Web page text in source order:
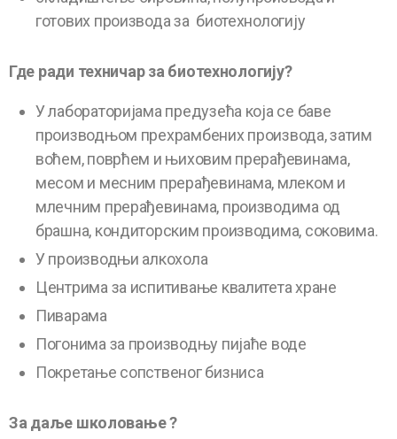
готових производа за биотехнологију
Где ради техничар за биотехнологију?
У лабораторијама предузећа која се баве
производњом прехрамбених производа, затим
воћем, поврћем и њиховим прерађевинама,
месом и месним прерађевинама, млеком и
млечним прерађевинама, производима од
брашна, кондиторским производима, соковима.
У производњи алкохола
Центрима за испитивање квалитета хране
Пиварама
Погонима за производњу пијаће воде
Покретање сопственог бизниса
За даље школовање ?